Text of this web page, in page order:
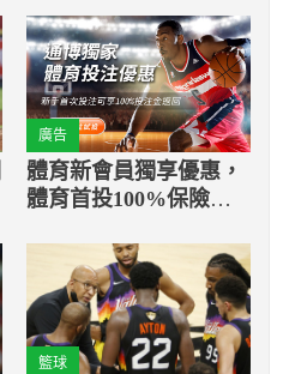
廣告
體育新會員獨享優惠，
體育首投100%保險返
籃球